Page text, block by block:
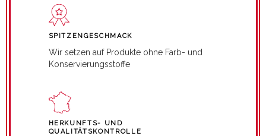
SPITZENGESCHMACK
Wir setzen auf Produkte ohne Farb- und
Konservierungsstoffe
HERKUNFTS- UND
QUALITÄTSKONTROLLE